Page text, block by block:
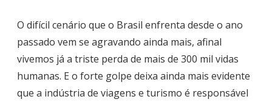
O difícil cenário que o Brasil enfrenta desde o ano
passado vem se agravando ainda mais, afinal
vivemos já a triste perda de mais de 300 mil vidas
humanas. E o forte golpe deixa ainda mais evidente
que a indústria de viagens e turismo é responsável